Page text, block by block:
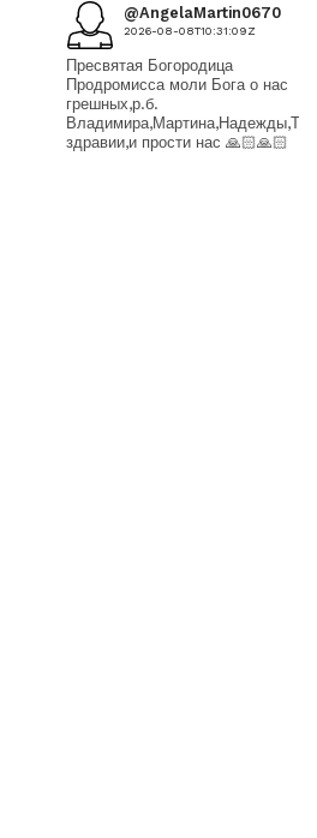
@AngelaMartin0670
2026-08-08T10:31:09Z
Пресвятая Богородица
Продромисса моли Бога о нас
грешных,р.б.
здравии,и прости нас 🙏🏻🙏🏻